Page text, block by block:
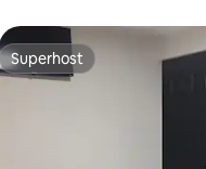
Superhost
Superhost